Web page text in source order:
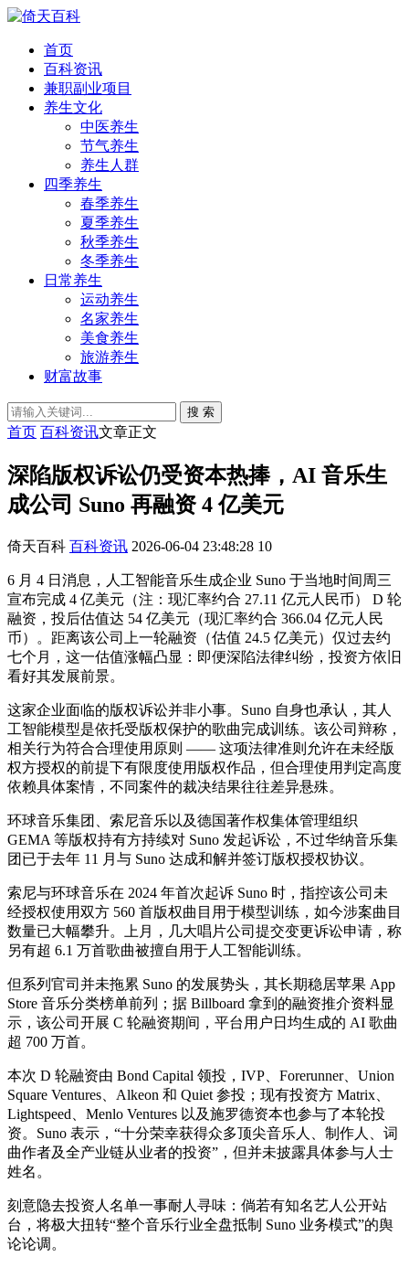
首页
百科资讯
兼职副业项目
养生文化
中医养生
节气养生
养生人群
四季养生
春季养生
夏季养生
秋季养生
冬季养生
日常养生
运动养生
名家养生
美食养生
旅游养生
财富故事
搜 索
首页 百科资讯文章正文
深陷版权诉讼仍受资本热捧，AI 音乐生
成公司 Suno 再融资 4 亿美元
倚天百科 百科资讯 2026-06-04 23:48:28 10
6 月 4 日消息，人工智能音乐生成企业 Suno 于当地时间周三
宣布完成 4 亿美元（注：现汇率约合 27.11 亿元人民币） D 轮
融资，投后估值达 54 亿美元（现汇率约合 366.04 亿元人民
币）。距离该公司上一轮融资（估值 24.5 亿美元）仅过去约
七个月，这一估值涨幅凸显：即便深陷法律纠纷，投资方依旧
看好其发展前景。
这家企业面临的版权诉讼并非小事。Suno 自身也承认，其人
工智能模型是依托受版权保护的歌曲完成训练。该公司辩称，
相关行为符合合理使用原则 —— 这项法律准则允许在未经版
权方授权的前提下有限度使用版权作品，但合理使用判定高度
依赖具体案情，不同案件的裁决结果往往差异悬殊。
环球音乐集团、索尼音乐以及德国著作权集体管理组织
GEMA 等版权持有方持续对 Suno 发起诉讼，不过华纳音乐集
团已于去年 11 月与 Suno 达成和解并签订版权授权协议。
索尼与环球音乐在 2024 年首次起诉 Suno 时，指控该公司未
经授权使用双方 560 首版权曲目用于模型训练，如今涉案曲目
数量已大幅攀升。上月，几大唱片公司提交变更诉讼申请，称
另有超 6.1 万首歌曲被擅自用于人工智能训练。
但系列官司并未拖累 Suno 的发展势头，其长期稳居苹果 App
Store 音乐分类榜单前列；据 Billboard 拿到的融资推介资料显
示，该公司开展 C 轮融资期间，平台用户日均生成的 AI 歌曲
超 700 万首。
本次 D 轮融资由 Bond Capital 领投，IVP、Forerunner、Union
Square Ventures、Alkeon 和 Quiet 参投；现有投资方 Matrix、
Lightspeed、Menlo Ventures 以及施罗德资本也参与了本轮投
资。Suno 表示，“十分荣幸获得众多顶尖音乐人、制作人、词
曲作者及全产业链从业者的投资”，但并未披露具体参与人士
姓名。
刻意隐去投资人名单一事耐人寻味：倘若有知名艺人公开站
台，将极大扭转“整个音乐行业全盘抵制 Suno 业务模式”的舆
论论调。